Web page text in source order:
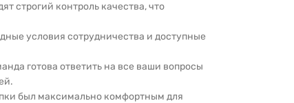
строгий контроль качества, что
условия сотрудничества и доступные
готова ответить на все ваши вопросы
был максимально комфортным для